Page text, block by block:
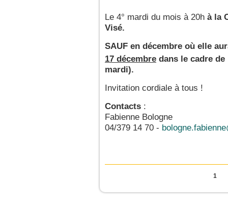
Le 4° mardi du mois à 20h à la
Visé.
SAUF en décembre où elle
17 décembre dans le cadre
mardi).
Invitation cordiale à tous !
Contacts :
Fabienne Bologne
04/379 14 70 -
1